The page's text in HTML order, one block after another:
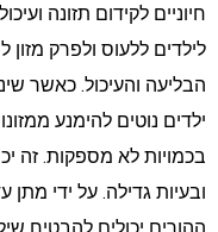
חיוניים לקידום תזונה
לילדים ללעוס ולפרק
הבליעה והעיכול. כאשר
ילדים נוטים להימנע
בכמויות לא מספקות. זה
ובעיות גדילה. על ידי מתן
ההורים יכולים להבטיח